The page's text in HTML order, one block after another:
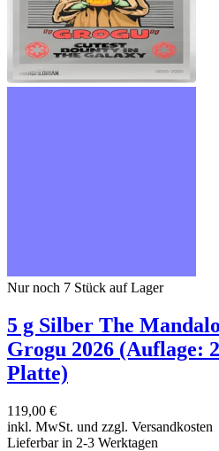
Nur noch 7 Stück auf Lager
5 g Silber The
Grogu 2026 (Auflage:
Platte)
119,00 €
inkl. MwSt. und zzgl. Versandkosten
Lieferbar in 2-3 Werktagen